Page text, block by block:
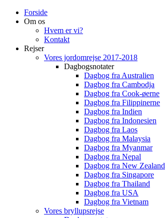
Forside
Om os
Hvem er vi?
Kontakt
Rejser
Vores jordomrejse 2017-2018
Dagbogsnotater
Dagbog fra Australien
Dagbog fra Cambodja
Dagbog fra Cook-øerne
Dagbog fra Filippinerne
Dagbog fra Indien
Dagbog fra Indonesien
Dagbog fra Laos
Dagbog fra Malaysia
Dagbog fra Myanmar
Dagbog fra Nepal
Dagbog fra New Zealand
Dagbog fra Singapore
Dagbog fra Thailand
Dagbog fra USA
Dagbog fra Vietnam
Vores bryllupsrejse